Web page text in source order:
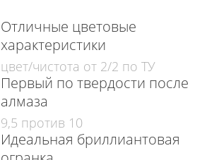
Отличные цветовые
характеристики
цвет/чистота от 2/2 по ТУ
Первый по твердости после
алмаза
9,5 против 10
Идеальная бриллиантовая